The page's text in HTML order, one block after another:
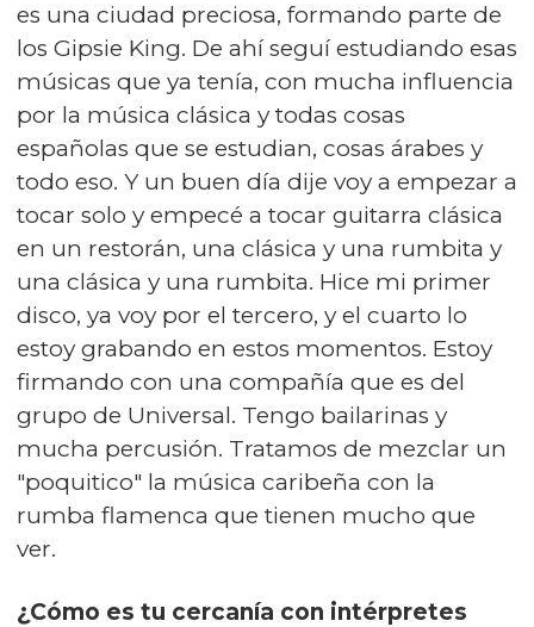
es una ciudad preciosa, formando parte de
los Gipsie King. De ahí seguí estudiando esas
músicas que ya tenía, con mucha influencia
por la música clásica y todas cosas
españolas que se estudian, cosas árabes y
todo eso. Y un buen día dije voy a empezar a
tocar solo y empecé a tocar guitarra clásica
en un restorán, una clásica y una rumbita y
una clásica y una rumbita. Hice mi primer
disco, ya voy por el tercero, y el cuarto lo
estoy grabando en estos momentos. Estoy
firmando con una compañía que es del
grupo de Universal. Tengo bailarinas y
mucha percusión. Tratamos de mezclar un
"poquitico" la música caribeña con la
rumba flamenca que tienen mucho que
ver.
¿Cómo es tu cercanía con intérpretes